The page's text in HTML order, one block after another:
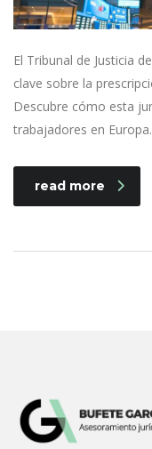
El Tribunal de Justicia
clave sobre la
Descubre cómo esta
trabajadores en Europa.
read more